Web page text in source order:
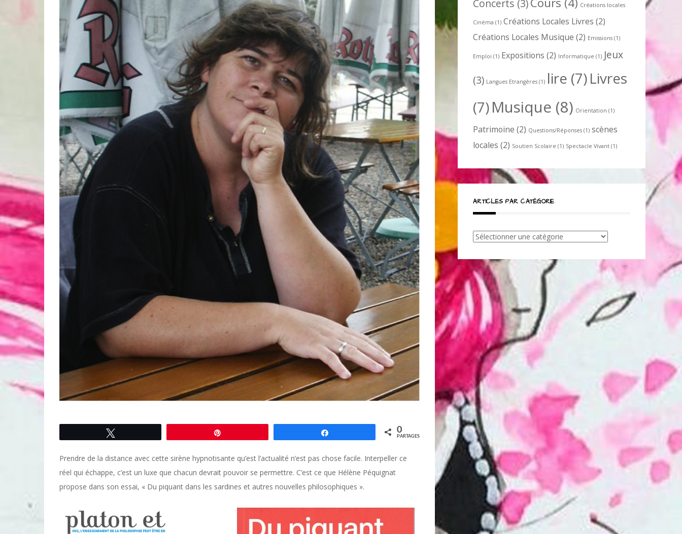
0
PARTAGES
Prendre de la distance avec cette sirène hypnotisante qu’est l’actualité n’est pas chose facile. Interpeller ce
réel qui échappe, c’est un luxe que chacun devrait pouvoir se permettre. C’est ce que Hélène Péquignat
propose dans son essai, « Du piquant dans les sardines et autres nouvelles philosophiques ».
Concerts (3) Créations locales
Cinéma (1) Créations Locales Livres (2)
Créations Locales Musique (2) Emissions (1)
Emploi (1) Expositions (2) Informatique (1) Jeux
(3) Langues Etrangères (1) lire (7)Livres
(7)Musique (8) Orientation (1)
Patrimoine (2) Questions/Réponses (1) scènes
locales (2) Soutien Scolaire (1) Spectacle Vivant (1)
ARTICLES PAR CATÉGORIE
Articles
catégorie